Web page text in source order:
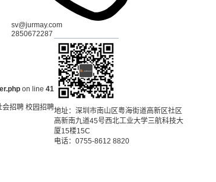
sv@jurmay.com
2850672287
on line41
会招聘 校园招聘地址：深圳市南山区粤海街道高新区社区
高新南九道45号西北工业大学三航科技大
厦15楼15C
电话：0755-8612 8820